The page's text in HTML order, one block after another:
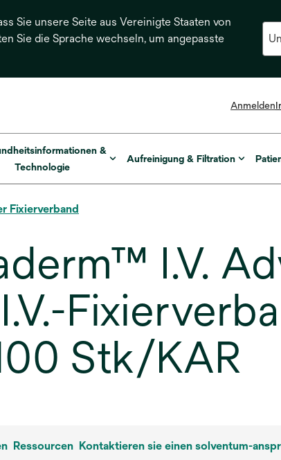
Sie unsere Seite aus Vereinigte Staaten von
Sie die Sprache wechseln, um angepasste
Anmelden
&
Technologie
Aufreinigung & Filtration
Fixierverband
I.V.
Stk/KAR
Ressourcen Kontaktieren sie einen solventum-